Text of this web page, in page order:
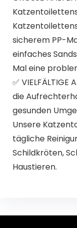
sicherem PP-
einfaches
Mal eine
✅ VIELFÄLTIGE
die
gesunden
Unsere
tägliche
Schildkröten,
Haustieren.